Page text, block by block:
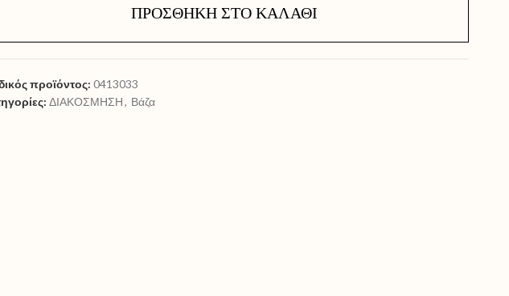
ΠΡΟΣΘΉΚΗ ΣΤΟ ΚΑΛΆΘΙ
προϊόντος: 0413033
ΔΙΑΚΟΣΜΗΣΗ, Βάζα